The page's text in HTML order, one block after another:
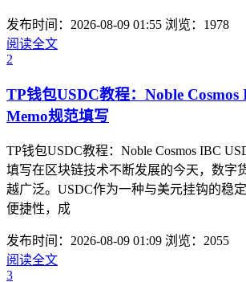
发布时间：2026-08-09 01:55 浏览：1978
阅读全文
2
TP钱包USDC教程：Noble
Memo规范填写
TP钱包USDC教程：Noble Cosmos IBC
填写在区块链技术不断发展的今天，数字
越广泛。USDC作为一种与美元挂钩的稳
便捷性，成
发布时间：2026-08-09 01:09 浏览：2055
阅读全文
3